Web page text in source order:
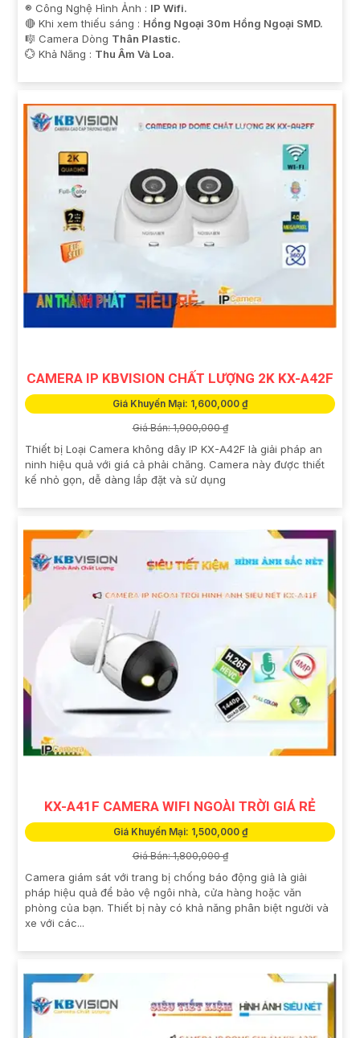
®️ Công Nghệ Hình Ảnh : IP Wifi.
🔴 Khi xem thiếu sáng : Hồng Ngoại 30m Hồng Ngoại SMD.
🎼️ Camera Dòng Thân Plastic.
️💮 Khả Năng : Thu Âm Và Loa.
CAMERA IP KBVISION CHẤT LƯỢNG 2K KX-A42F
Giá Khuyến Mại: 1,600,000 ₫
Giá Bán: 1,900,000 ₫
Thiết bị Loại Camera không dây IP KX-A42F là giải pháp an
ninh hiệu quả với giá cả phải chăng. Camera này được thiết
kế nhỏ gọn, dễ dàng lắp đặt và sử dụng
KX-A41F CAMERA WIFI NGOÀI TRỜI GIÁ RẺ
Giá Khuyến Mại: 1,500,000 ₫
Giá Bán: 1,800,000 ₫
Camera giám sát với trang bị chống báo động giả là giải
pháp hiệu quả để bảo vệ ngôi nhà, cửa hàng hoặc văn
phòng của bạn. Thiết bị này có khả năng phân biệt người và
xe với các...